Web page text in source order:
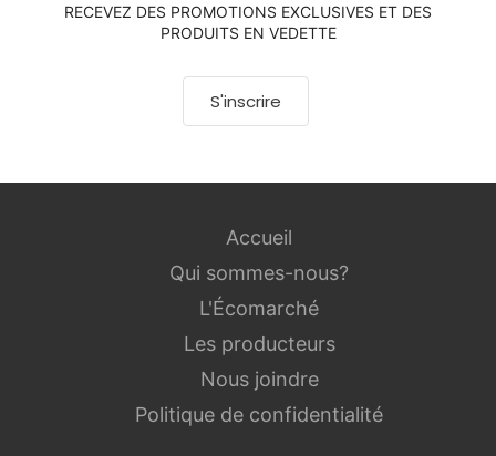
RECEVEZ DES PROMOTIONS EXCLUSIVES ET DES
PRODUITS EN VEDETTE
S'inscrire
Accueil
Qui sommes-nous?
L'Écomarché
Les producteurs
Nous joindre
Politique de confidentialité